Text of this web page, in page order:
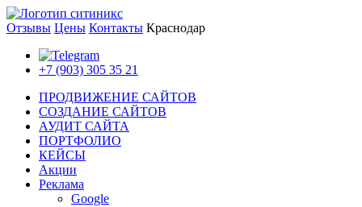
Отзывы Цены Контакты Краснодар
+7 (903) 305 35 21
ПРОДВИЖЕНИЕ САЙТОВ
СОЗДАНИЕ САЙТОВ
АУДИТ САЙТА
ПОРТФОЛИО
КЕЙСЫ
Акции
Реклама
Google